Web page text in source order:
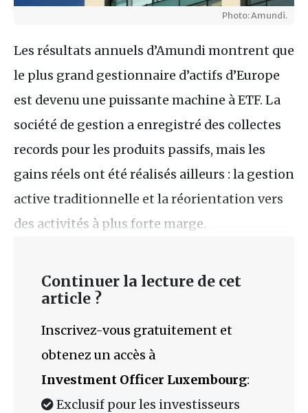
Photo: Amundi.
Les résultats annuels d’Amundi montrent que
le plus grand gestionnaire d’actifs d’Europe
est devenu une puissante machine à ETF. La
société de gestion a enregistré des collectes
records pour les produits passifs, mais les
gains réels ont été réalisés ailleurs : la gestion
active traditionnelle et la réorientation vers
des activités à plus forte marge.
Continuer la lecture de cet
article ?
Inscrivez-vous gratuitement et
obtenez un accès à
Investment Officer Luxembourg:
Exclusif pour les investisseurs